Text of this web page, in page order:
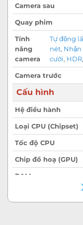
Cấu hình mạnh
Màn hình
Máy có kích
không gian thao
ảo trong máy
Camera sau
Quay phim
Tính
năng
camera
Tự động
nét,
cười, HDR,
Camera trước
Cấu hình
Hệ điều hành
Loại CPU (Chipset)
Tốc độ CPU
Chip đồ hoạ (GPU)
RAM
(ROM)